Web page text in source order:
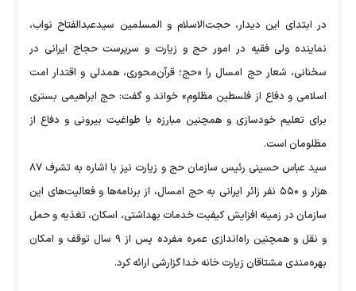
در ابتدای این دیدار، حجت‌الاسلام و المسلمین سیدعبدالفتاح نواب،
نماینده ولی فقیه در امور حج و زیارت و سرپرست حجاج ایرانی در
سخنانی، شعار حج امسال را «حج؛ قرآن‌محوری، همدلی و اقتدار امت
اسلامی و دفاع از فلسطین مظلوم» خواند و گفت: حج ابراهیمی بستری
برای تعلیم خودسازی و همچنین مبارزه با طواغیت بیرونی و دفاع از
مظلومان است.
سید عباس حسینی رئیس سازمان حج و زیارت نیز با اشاره به تشرف ۸۷
هزار و ۵۵۰ نفر زائر ایرانی به حج امسال، از برنامه‌ها و فعالیت‌های این
سازمان در زمینه افزایش کیفیت خدمات بهداشتی، اسکان، تغذیه و حمل
و نقل و همچنین راه‌اندازی عمره مفرده پس از ۹ سال توقف و امکان
بهره‌مندی مشتاقان زیارت خانه خدا گزارشی ارائه کرد.